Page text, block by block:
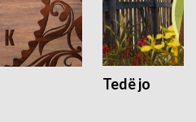
Tedë jo